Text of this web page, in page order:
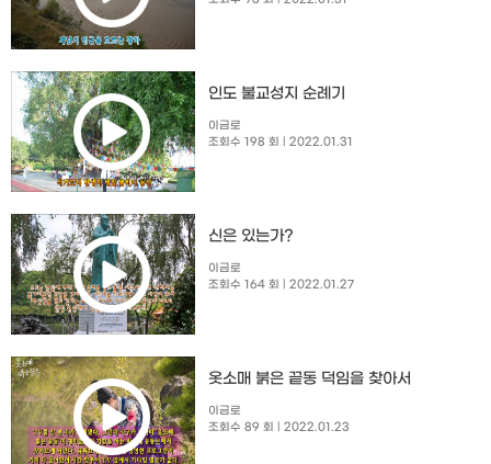
인도 불교성지 순례기
이금로
조회수 198 회
| 2022.01.31
신은 있는가?
이금로
조회수 164 회
| 2022.01.27
옷소매 붉은 끝동 덕임을 찾아서
이금로
조회수 89 회
| 2022.01.23